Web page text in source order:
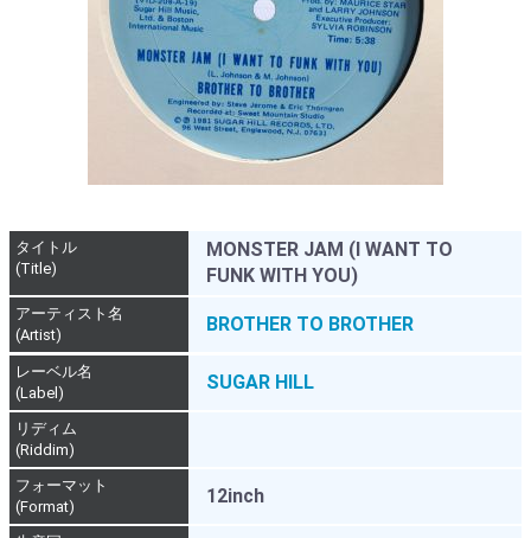
タイトル
(Title)
MONSTER JAM (I WANT TO
FUNK WITH YOU)
アーティスト名
(Artist)
BROTHER TO BROTHER
レーベル名
(Label)
SUGAR HILL
リディム
(Riddim)
フォーマット
(Format)
12inch